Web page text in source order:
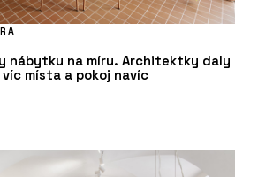
nábytku na míru. Architektky daly
místa a pokoj navíc